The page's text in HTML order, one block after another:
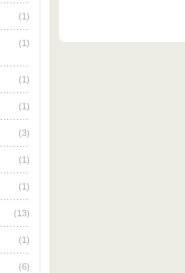
(1)
(1)
(1)
(1)
(3)
(1)
(1)
(13)
(1)
(6)